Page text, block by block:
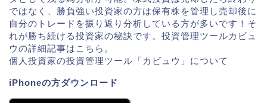
ではなく、勝負強い投資家の方は保有株を管理し売却後に
自分のトレードを振り返り分析している方が多いです！そ
れが勝ち続ける投資家の秘訣です。投資管理ツールカビュ
ウの詳細記事はこちら。
個人投資家の投資管理ツール「カビュウ」について
iPhoneの方ダウンロード